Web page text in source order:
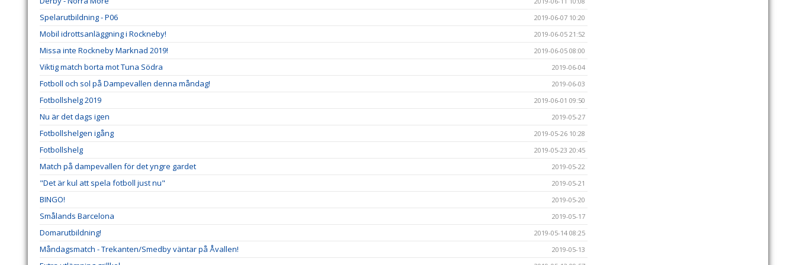
Spelarutbildning - P06 2019-06-07 10:20
Mobil idrottsanläggning i Rockneby! 2019-06-05 21:52
Missa inte Rockneby Marknad 2019! 2019-06-05 08:00
Viktig match borta mot Tuna Södra 2019-06-04
Fotboll och sol på Dampevallen denna måndag! 2019-06-03
Fotbollshelg 2019 2019-06-01 09:50
Nu är det dags igen 2019-05-27
Fotbollshelgen igång 2019-05-26 10:28
Fotbollshelg 2019-05-23 20:45
Match på dampevallen för det yngre gardet 2019-05-22
"Det är kul att spela fotboll just nu" 2019-05-21
BINGO! 2019-05-20
Smålands Barcelona 2019-05-17
Domarutbildning! 2019-05-14 08:25
Måndagsmatch - Trekanten/Smedby väntar på Åvallen! 2019-05-13